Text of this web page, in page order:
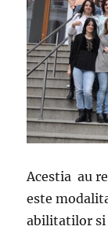
Acestia au
este
abilitatilor si